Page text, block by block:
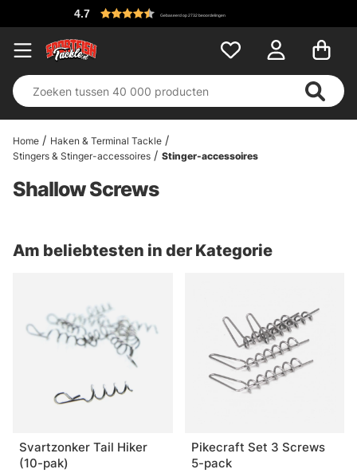
4.7 Gebaseerd op 2732 beoordelingen
Home
Haken & Terminal Tackle
Stingers & Stinger-accessoires
Stinger-accessoires
Shallow Screws
Am beliebtesten in der Kategorie
Svartzonker Tail Hiker
(10-pak)
Pikecraft Set 3 Screws
5-pack